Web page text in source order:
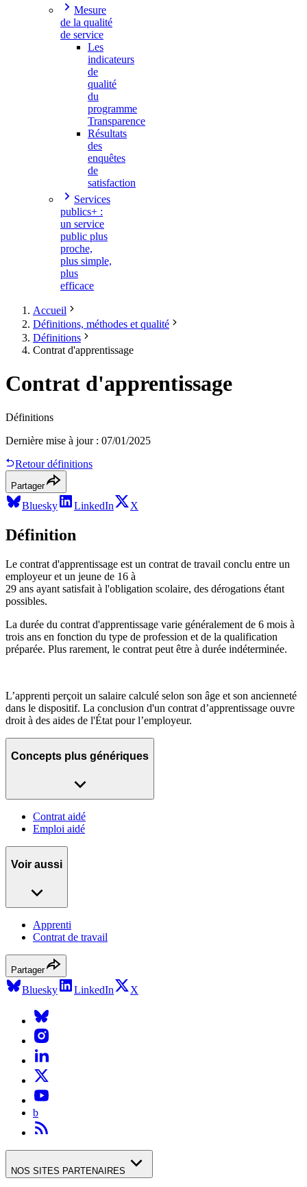
Mesure
de la qualité
de service
Les
indicateurs
de
qualité
du
programme
Transparence
Résultats
des
enquêtes
de
satisfaction
Services
publics+ :
un service
public plus
proche,
plus simple,
plus
efficace
Accueil
Définitions, méthodes et qualité
Définitions
Contrat d'apprentissage
Contrat d'apprentissage
Définitions
Dernière mise à jour: 07/01/2025
Retour définitions
Partager
Bluesky LinkedIn X
Définition
Le contrat d'apprentissage est un contrat de travail conclu entre un
employeur et un jeune de 16 à
29 ans ayant satisfait à l'obligation scolaire, des dérogations étant
possibles.
La durée du contrat d'apprentissage varie généralement de 6 mois à
trois ans en fonction du type de profession et de la qualification
préparée. Plus rarement, le contrat peut être à durée indéterminée.
L’apprenti perçoit un salaire calculé selon son âge et son ancienneté
dans le dispositif. La conclusion d'un contrat d’apprentissage ouvre
droit à des aides de l'État pour l’employeur.
Concepts plus génériques
Contrat aidé
Emploi aidé
Voir aussi
Apprenti
Contrat de travail
Partager
Bluesky LinkedIn X
b
NOS SITES PARTENAIRES